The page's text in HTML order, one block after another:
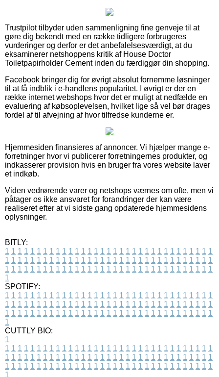
Trustpilot tilbyder uden sammenligning fine genveje til at
gøre dig bekendt med en række tidligere forbrugeres
vurderinger og derfor er det anbefalelsesværdigt, at du
eksaminerer netshoppens kritik af House Doctor
Toiletpapirholder Cement inden du færdiggør din shopping.
Facebook bringer dig for øvrigt absolut fornemme løsninger
til at få indblik i e-handlens popularitet. I øvrigt er der en
række internet webshops hvor det er muligt at nedfælde en
evaluering af købsoplevelsen, hvilket lige så vel bør drages
fordel af til afvejning af hvor tilfredse kunderne er.
Hjemmesiden finansieres af annoncer. Vi hjælper mange e-
forretninger hvor vi publicerer forretningernes produkter, og
indkasserer provision hvis en bruger fra vores website laver
et indkøb.
Viden vedrørende varer og netshops værnes om ofte, men vi
påtager os ikke ansvaret for forandringer der kan være
realiseret efter at vi sidste gang opdaterede hjemmesidens
oplysninger.
BITLY:
1 1 1 1 1 1 1 1 1 1 1 1 1 1 1 1 1 1 1 1 1 1 1 1 1 1 1 1 1 1 1 1 1
1 1 1 1 1 1 1 1 1 1 1 1 1 1 1 1 1 1 1 1 1 1 1 1 1 1 1 1 1 1 1 1 1
1 1 1 1 1 1 1 1 1 1 1 1 1 1 1 1 1 1 1 1 1 1 1 1 1 1 1 1 1 1 1 1 1
1
SPOTIFY:
1 1 1 1 1 1 1 1 1 1 1 1 1 1 1 1 1 1 1 1 1 1 1 1 1 1 1 1 1 1 1 1 1
1 1 1 1 1 1 1 1 1 1 1 1 1 1 1 1 1 1 1 1 1 1 1 1 1 1 1 1 1 1 1 1 1
1 1 1 1 1 1 1 1 1 1 1 1 1 1 1 1 1 1 1 1 1 1 1 1 1 1 1 1 1 1 1 1 1
1
CUTTLY BIO:
1
1 1 1 1 1 1 1 1 1 1 1 1 1 1 1 1 1 1 1 1 1 1 1 1 1 1 1 1 1 1 1 1 1
1 1 1 1 1 1 1 1 1 1 1 1 1 1 1 1 1 1 1 1 1 1 1 1 1 1 1 1 1 1 1 1 1
1 1 1 1 1 1 1 1 1 1 1 1 1 1 1 1 1 1 1 1 1 1 1 1 1 1 1 1 1 1 1 1 1
1